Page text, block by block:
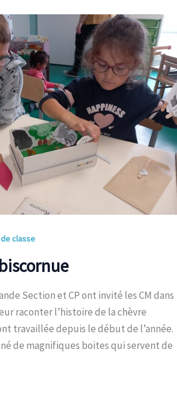
classe
Section et CP ont invité les CM dans
raconter l’histoire de la chèvre
travaillée depuis le début de l’année.
de magnifiques boites qui servent de